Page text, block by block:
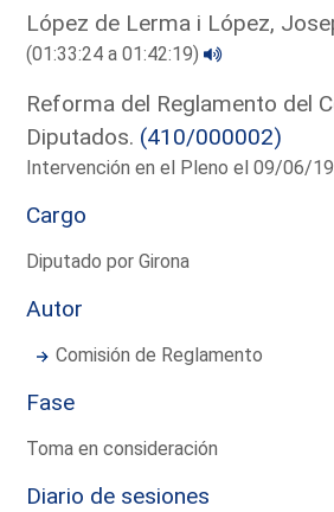
López de Lerma i López,
(01:33:24 a 01:42:19)
Reforma del Reglamento del
Diputados. (410/000002)
Intervención en el Pleno el 09/06/
Cargo
Diputado por Girona
Autor
Comisión de Reglamento
Fase
Toma en consideración
Diario de sesiones